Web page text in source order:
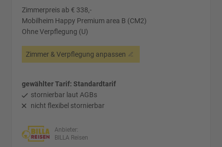
Zimmerpreis ab € 338,-
Mobilheim Happy Premium area B (CM2)
Ohne Verpflegung (U)
Zimmer & Verpflegung anpassen
gewählter Tarif: Standardtarif
stornierbar laut AGBs
nicht flexibel stornierbar
Anbieter:
BILLA Reisen